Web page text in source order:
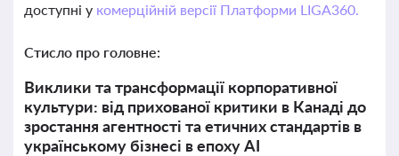
доступні у комерційній версії Платформи LIGA360.
Стисло про головне:
Виклики та трансформації корпоративної
культури: від прихованої критики в Канаді до
зростання агентності та етичних стандартів в
українському бізнесі в епоху AI